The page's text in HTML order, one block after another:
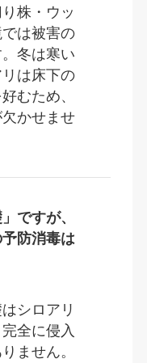
株・ウッ
は被害の
冬は寒い
は床下の
むため、
かせませ
ですが、
防消毒は
シロアリ
全に侵入
ません。